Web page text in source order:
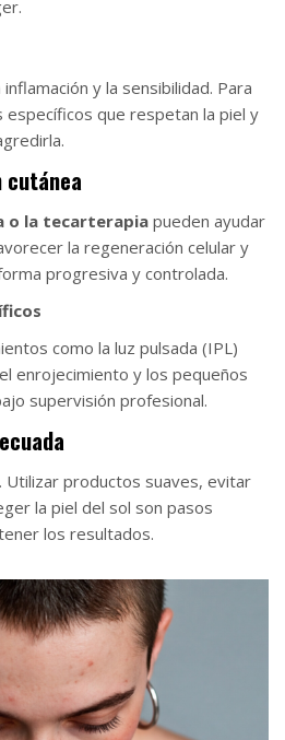
y la sensibilidad. Para
que respetan la piel y
cutánea
o la tecarterapia pueden ayudar
la regeneración celular y
progresiva y controlada.
como la luz pulsada (IPL)
enrojecimiento y los pequeños
supervisión profesional.
Utilizar productos suaves, evitar
la piel del sol son pasos
los resultados.